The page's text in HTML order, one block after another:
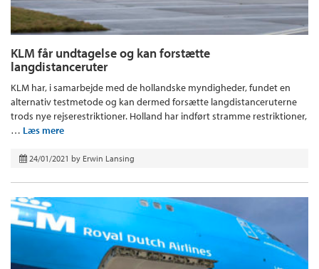
KLM får undtagelse og kan forstætte
langdistanceruter
KLM har, i samarbejde med de hollandske myndigheder, fundet en
alternativ testmetode og kan dermed forsætte langdistanceruterne
trods nye rejserestriktioner. Holland har indført stramme restriktioner,
… Læs mere
24/01/2021 by Erwin Lansing